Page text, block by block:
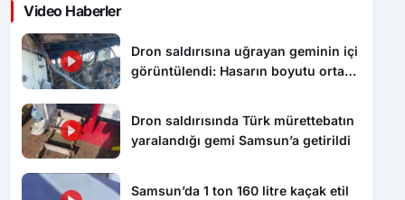
Video Haberler
Dron saldırısına uğrayan geminin içi
görüntülendi: Hasarın boyutu ortaya
Dron saldırısında Türk mürettebatın
yaralandığı gemi Samsun’a getirildi
Samsun’da 1 ton 160 litre kaçak etil